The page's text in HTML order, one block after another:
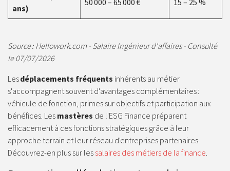
ans)
50 000 – 65 000 € 15 – 25 %
Source : Hellowork.com - Salaire Ingénieur d'affaires - Consulté
le 07/07/2026
Lesdéplacements fréquents inhérents au métier
s'accompagnent souvent d'avantages complémentaires :
véhicule de fonction, primes sur objectifs et participation aux
bénéfices. Les mastères de l'ESG Finance préparent
efficacement à ces fonctions stratégiques grâce à leur
approche terrain et leur réseau d'entreprises partenaires.
Découvrez-en plus sur les salaires des métiers de la finance.